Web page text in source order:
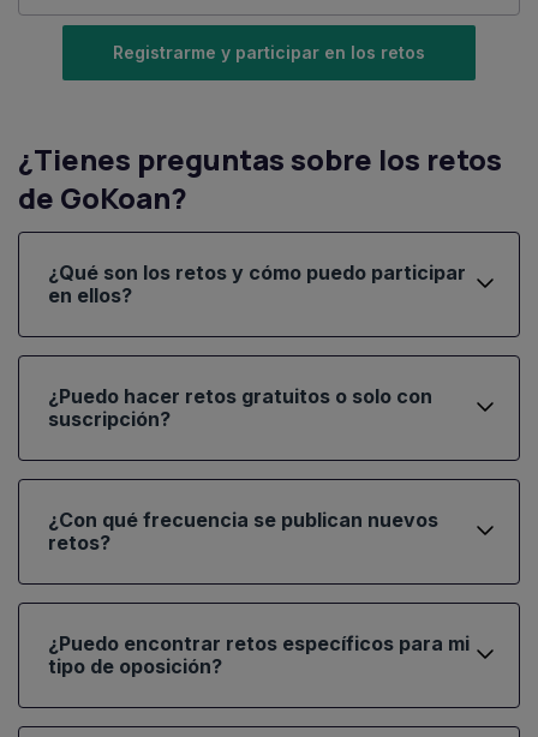
Registrarme y participar en los retos
¿Tienes preguntas sobre los retos
de GoKoan?
¿Qué son los retos y cómo puedo participar
en ellos?
¿Puedo hacer retos gratuitos o solo con
suscripción?
¿Con qué frecuencia se publican nuevos
retos?
¿Puedo encontrar retos específicos para mi
tipo de oposición?